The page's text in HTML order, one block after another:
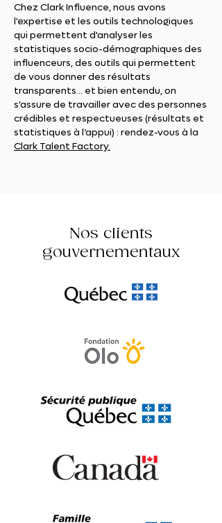
Chez Clark Influence, nous avons
l'expertise et les outils technologiques
qui permettent d'analyser les
statistiques socio-démographiques des
influenceurs, des outils qui permettent
de vous donner des résultats
transparents... et bien entendu, on
s'assure de travailler avec des personnes
crédibles et respectueuses (résultats et
statistiques à l’appui) : rendez-vous à la
Clark Talent Factory.
Nos clients
gouvernementaux